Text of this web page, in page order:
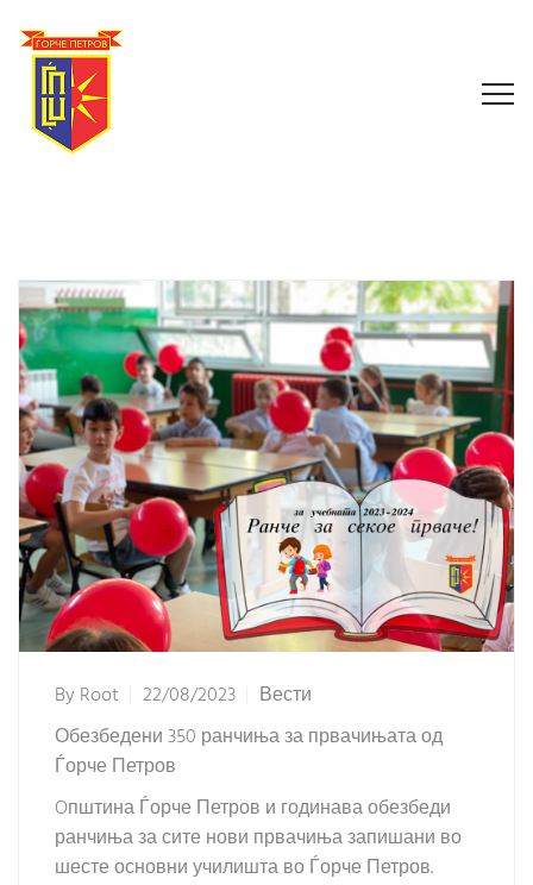
ByRoot 22/08/2023
Вести
Обезбедени 350 ранчиња за првачињата од
Ѓорче Петров
Oпштина Ѓорче Петров и годинава обезбеди
ранчиња за сите нови првачиња запишани во
шесте основни училишта во Ѓорче Петров.